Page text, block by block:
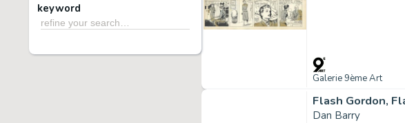
keyword
Galerie 9ème Art
Flash Gordon,
Dan Barry